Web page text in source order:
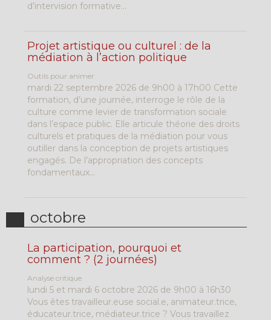
d’intervision formative...
Projet artistique ou culturel : de la
médiation à l’action politique
Outils pour animer
mardi 22 septembre 2026 de 9h00 à 17h00 Cette
formation, d’une journée, interroge le rôle de la
culture comme levier de transformation sociale
dans l’espace public. Elle articule théorie des droits
culturels et pratiques de la médiation pour vous
outiller dans la conception de projets artistiques
engagés. De l’appropriation des concepts
fondamentaux...
octobre
La participation, pourquoi et
comment ? (2 journées)
Analyse critique
lundi 5 et mardi 6 octobre 2026 de 9h00 à 16h30
Vous êtes travailleur.euse social.e, animateur.trice,
éducateur.trice, médiateur.trice ? Vous travaillez